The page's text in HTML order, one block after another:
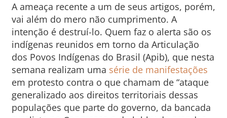
A ameaça recente a um de seus artigos, porém,
vai além do mero não cumprimento. A
intenção é destruí-lo. Quem faz o alerta são os
indígenas reunidos em torno da Articulação
dos Povos Indígenas do Brasil (Apib), que nesta
semana realizam uma série de manifestações
em protesto contra o que chamam de “ataque
generalizado aos direitos territoriais dessas
populações que parte do governo, da bancada